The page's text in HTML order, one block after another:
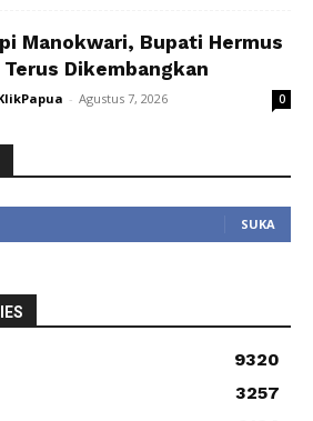
Manokwari, Bupati Hermus
Dikembangkan
- Agustus 7, 2026 0
SUKA
9320
3257